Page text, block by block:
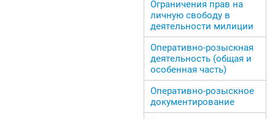
Ограничения прав на
личную свободу в
деятельности милиции
Оперативно-розыскная
деятельность (общая и
особенная часть)
Оперативно-розыскное
документирование